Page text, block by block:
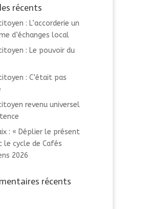
récents
: L’accorderie un
d’échanges local
: Le pouvoir du
: C’était pas
revenu universel
: « Déplier le présent
le cycle de Cafés
2026
récents